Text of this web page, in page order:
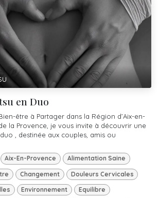
en Duo
être à Partager dans la Région d’Aix-en-
la Provence, je vous invite à découvrir une
, destinée aux couples, amis ou
Aix-En-Provence Alimentation Saine
Changement Douleurs Cervicales
Environnement Equilibre